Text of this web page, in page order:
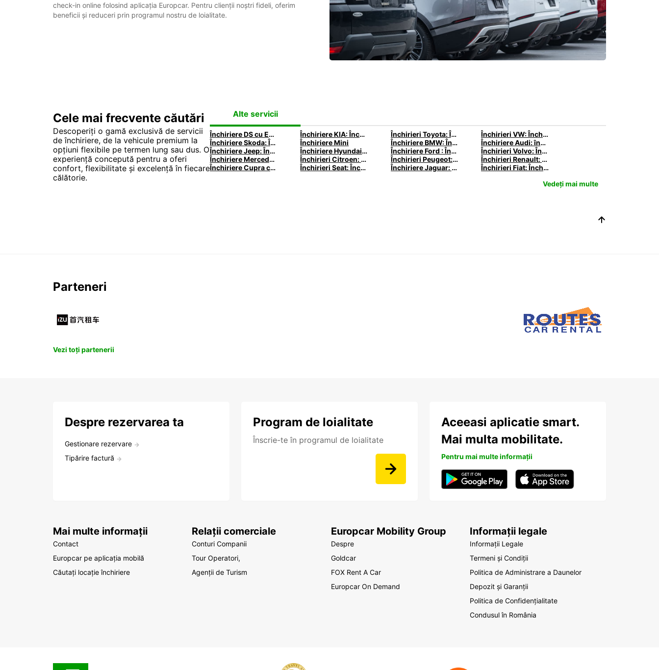
check-in online folosind aplicația Europcar. Pentru clienții noștri fideli, oferim
beneficii și reduceri prin programul nostru de loialitate.
Cele mai frecvente căutări
Descoperiți o gamă exclusivă de servicii
de închiriere, de la vehicule premium la
opțiuni flexibile pe termen lung sau dus. O
experiență concepută pentru a oferi
confort, flexibilitate și excelență în fiecare
călătorie.
Alte servicii
Închiriere DS cu Europcar Închiriere KIA: Închiriază Kia cu Europcar Închirieri Toyota: Închiriază un autoturism Toyota cu Europcar
Închirieri VW: Închiriază un VW cu Europcar
Închiriere Skoda: Închiriază o Skoda cu Europcar
Închiriere Mini Închiriere BMW: Închiriază BMW cu Europcar
Închiriere Audi: închiriază un Audi cu Europcar
Închiriere Jeep: Închiriază un Jeep cu Europcar
Închiriere Hyundai: Închiriază un Hyundai cu Europcar Închiriere Ford : Închiriază cu Europcar un autoturism Ford
Închirieri Volvo: Închiriaza un Volvo cu Europcar
Închiriere Mercedes: Închiriază un Mercedes cu Europcar
Închirieri Citroen: Închiriază Citroen cu Europcar Închirieri Peugeot: Închiriază cu Europcar
Închirieri Renault: Închiriază un Renault cu Europcar
Închiriere Cupra cu Europcar
Închirieri Seat: Închiriază un Seat de la Europcar Închiriere Jaguar: Închiriază un Jaguar cu Europcar
Închirieri Fiat: Închiriază un Fiat cu Europcar
Vedeți mai multe
Parteneri
Vezi toți partenerii
Despre rezervarea ta
Gestionare rezervare
Tipărire factură
Program de loialitate
Înscrie-te în programul de loialitate
Aceeasi aplicatie smart.
Mai multa mobilitate.
Pentru mai multe informații
Mai multe informații
Contact
Europcar pe aplicația mobilă
Căutați locație închiriere
Relații comerciale
Conturi Companii
Tour Operatori,
Agenții de Turism
Europcar Mobility Group
Despre
Goldcar
FOX Rent A Car
Europcar On Demand
Informații legale
Informații Legale
Termeni și Condiții
Politica de Administrare a Daunelor
Depozit și Garanții
Politica de Confidențialitate
Condusul în România